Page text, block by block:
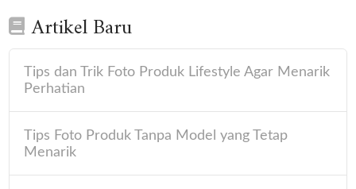
Artikel Baru
Tips dan Trik Foto Produk Lifestyle Agar Menarik
Perhatian
Tips Foto Produk Tanpa Model yang Tetap
Menarik